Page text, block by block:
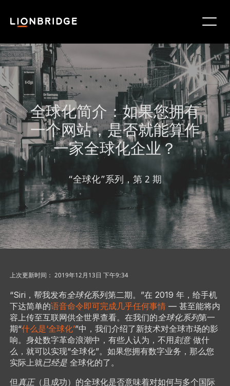
全球化简介：如果您拥有
一个网站，是否就能算作
一家全球化企业？
“全球化”系列，第 2 期
上次更新时间： 2019年12月13日 下午9:34
“Siri，帮我发布全球化系列第二期。”在 2019 年，给手机
下达简单的语音命令即可完成几乎任何事情— 甚至能将内
容上传至互联网供全世界查看。在我们的全球化系列第一
期“什么是‘全球化’”中，我们介绍了新技术对全球市场的影
响。身处数字革命浪潮中，有些人认为，不用刻意做什
么，就可以实现“全球化”。如果您拥有数字业务，那么您
实际上就已经是全球化的了。
但真正（且成功）的全球化是否意味着对如何与多个国际